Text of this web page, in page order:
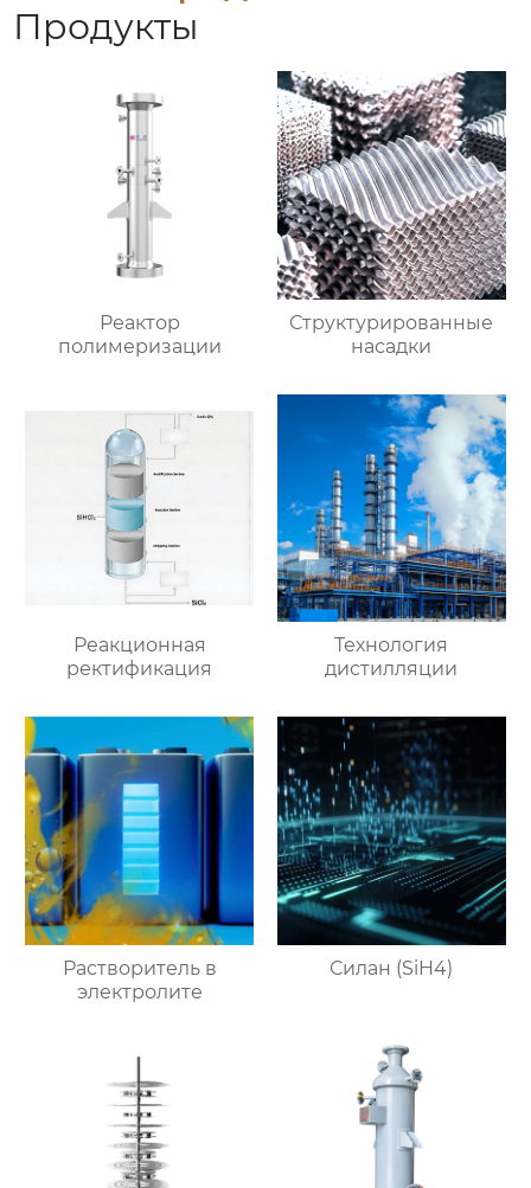
Продукты
Реактор
полимеризации
Структурированные
насадки
Реакционная
ректификация
Технология
дистилляции
Растворитель в
электролите
Силан (SiH4)